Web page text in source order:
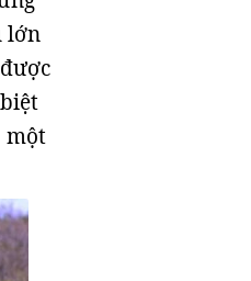
lớn
một